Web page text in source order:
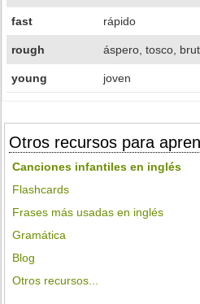
fast rápido
rough áspero, tosco,
young joven
Otros recursos para
Canciones infantiles en inglés
Flashcards
Frases más usadas en inglés
Gramática
Blog
Otros recursos...